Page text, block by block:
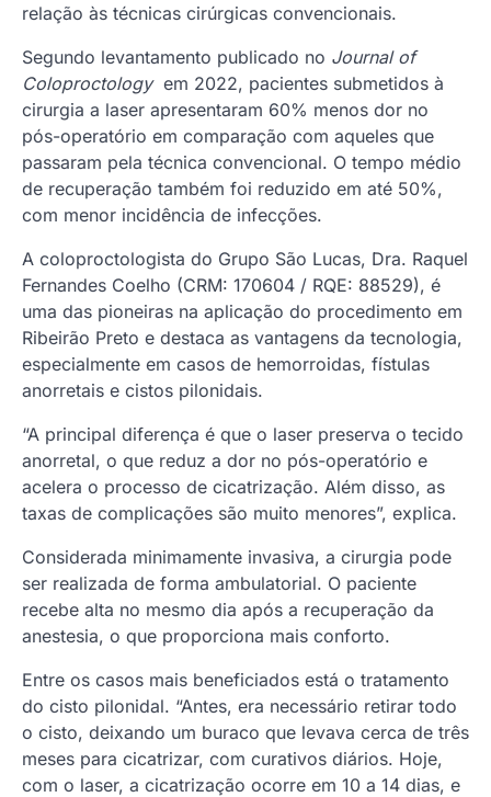
relação às técnicas cirúrgicas convencionais.
Segundo levantamento publicado no Journal of
Coloproctologyem 2022, pacientes submetidos à
cirurgia a laser apresentaram 60% menos dor no
pós-operatório em comparação com aqueles que
passaram pela técnica convencional. O tempo médio
de recuperação também foi reduzido em até 50%,
com menor incidência de infecções.
A coloproctologista do Grupo São Lucas, Dra. Raquel
Fernandes Coelho (CRM: 170604 / RQE: 88529), é
uma das pioneiras na aplicação do procedimento em
Ribeirão Preto e destaca as vantagens da tecnologia,
especialmente em casos de hemorroidas, fístulas
anorretais e cistos pilonidais.
“A principal diferença é que o laser preserva o tecido
anorretal, o que reduz a dor no pós-operatório e
acelera o processo de cicatrização. Além disso, as
taxas de complicações são muito menores”, explica.
Considerada minimamente invasiva, a cirurgia pode
ser realizada de forma ambulatorial. O paciente
recebe alta no mesmo dia após a recuperação da
anestesia, o que proporciona mais conforto.
Entre os casos mais beneficiados está o tratamento
do cisto pilonidal. “Antes, era necessário retirar todo
o cisto, deixando um buraco que levava cerca de três
meses para cicatrizar, com curativos diários. Hoje,
com o laser, a cicatrização ocorre em 10 a 14 dias, e